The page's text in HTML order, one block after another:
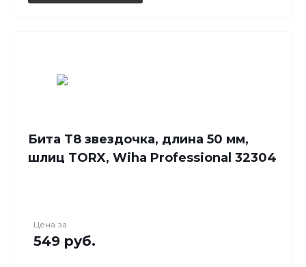
Бита T8 звездочка, длина 50 мм,
шлиц TORX, Wiha Professional 32304
Цена за
549 руб.